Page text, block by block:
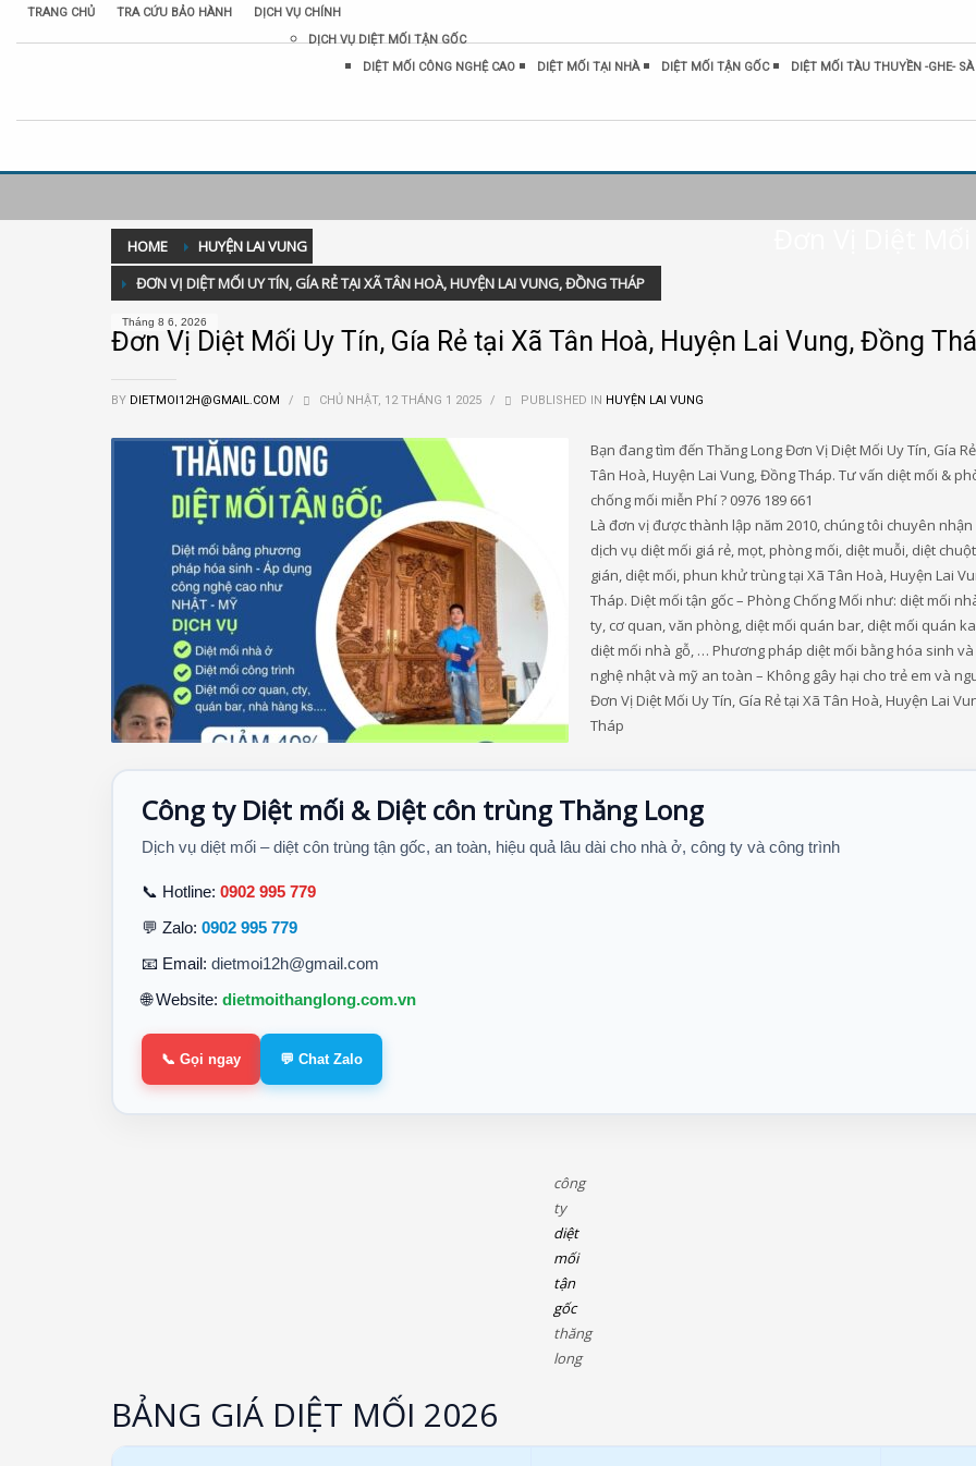
TRANG CHỦ TRA CỨU BẢO HÀNH
DỊCH VỤ CHÍNH
DỊCH VỤ DIỆT MỐI TẬN GỐC
DIỆT MỐI CÔNG NGHỆ CAO
DIỆT MỐI TẠI NHÀ DIỆT MỐI TẬN GỐC DIỆT MỐI TÀU THUYỀN -GHE-
HOME
HUYỆN LAI VUNG
ĐƠN VỊ DIỆT MỐI UY TÍN, GÍA RẺ TẠI XÃ TÂN HOÀ, HUYỆN LAI VUNG, ĐỒNG THÁP
Tháng 8 6, 2026
Đơn Vị Diệt Mối Uy Tín, Gía Rẻ tại Xã Tân Hoà, Huyện Lai Vung, Đồng
BY DIETMOI12H@GMAIL.COM / CHỦ NHẬT, 12 THÁNG 1 2025 / PUBLISHED IN HUYỆN LAI VUNG
Bạn đang tìm đến Thăng Long Đơn Vị Diệt Mối Uy Tín, Gía
Tân Hoà, Huyện Lai Vung, Đồng Tháp. Tư vấn diệt mối &
chống mối miễn Phí ? 0976 189 661
Là đơn vị được thành lập năm 2010, chúng tôi chuyên nhận
dịch vụ diệt mối giá rẻ, mọt, phòng mối, diệt muỗi, diệt
gián, diệt mối, phun khử trùng tại Xã Tân Hoà, Huyện Lai
Tháp. Diệt mối tận gốc – Phòng Chống Mối như: diệt mối
ty, cơ quan, văn phòng, diệt mối quán bar, diệt mối quán
diệt mối nhà gỗ, … Phương pháp diệt mối bằng hóa sinh
nghệ nhật và mỹ an toàn – Không gây hại cho trẻ em và
Đơn Vị Diệt Mối Uy Tín, Gía Rẻ tại Xã Tân Hoà, Huyện Lai
Tháp
Công ty Diệt mối & Diệt côn trùng Thăng Long
Dịch vụ diệt mối – diệt côn trùng tận gốc, an toàn, hiệu quả lâu dài cho nhà ở, công ty và công trình
📞 Hotline: 0902 995 779
💬 Zalo: 0902 995 779
📧 Email: dietmoi12h@gmail.com
🌐 Website: dietmoithanglong.com.vn
📞 Gọi ngay 💬 Chat Zalo
công
ty
diệt
mối
tận
gốc
thăng
long
BẢNG GIÁ DIỆT MỐI 2026